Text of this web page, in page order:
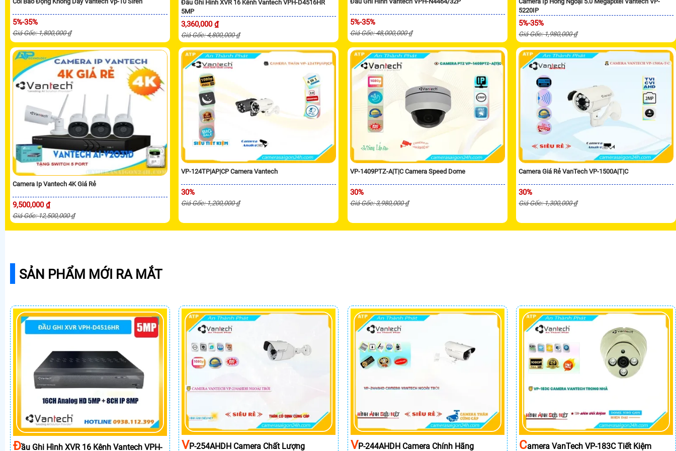
5%-35%
Giá Gốc: 1,800,000 ₫
Đầu Ghi Hình XVR 16 Kênh Vantech VPH-D4516HR
5MP
3,360,000 ₫
Giá Gốc: 4,800,000 ₫
5%-35%
Giá Gốc: 48,000,000 ₫
5220IP
5%-35%
Giá Gốc: 1,980,000 ₫
Camera Ip Vantech 4K Giá Rẻ
9,500,000 ₫
Giá Gốc: 12,500,000 ₫
VP-124TP|AP|CP Camera Vantech
30%
Giá Gốc: 1,200,000 ₫
VP-1409PTZ-A|T|C Camera Speed Dome
30%
Giá Gốc: 3,980,000 ₫
Camera Giá Rẻ VanTech VP-1500A|T|C
30%
Giá Gốc: 1,300,000 ₫
SẢN PHẨM MỚI RA MẮT
ĐẦu Ghi Hình XVR 16 Kênh Vantech VPH- VP-254AHDH Camera Chất Lượng VP-244AHDH Camera Chính Hãng CAmera VanTech VP-183C Tiết Kiệm